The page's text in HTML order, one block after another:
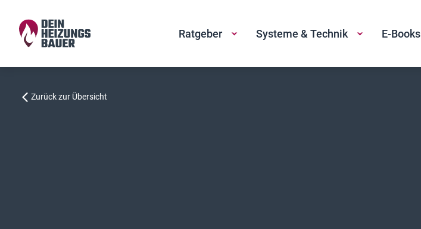
Ratgeber Systeme & Technik E-Books
Zurück zur Übersicht